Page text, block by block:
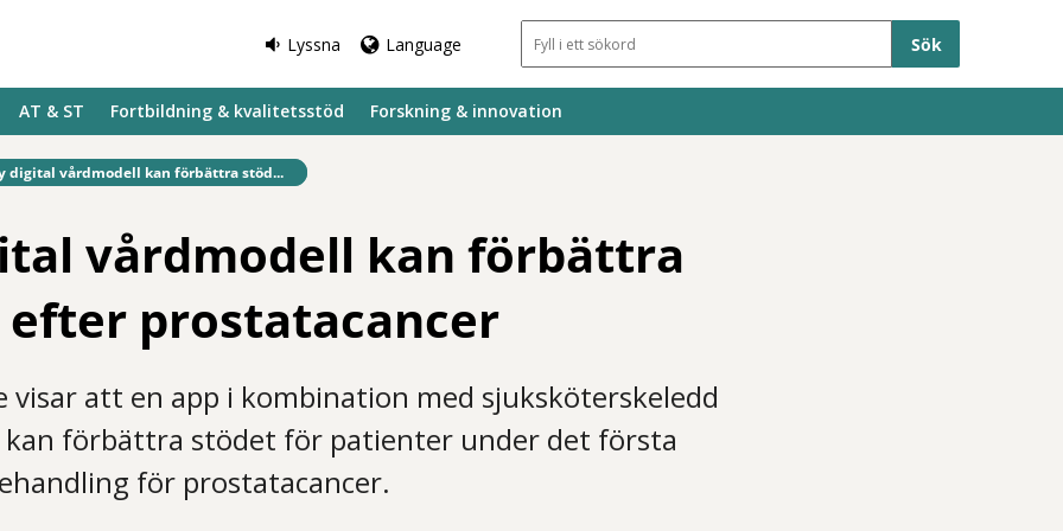
Lyssna Language Sökfält
AT & ST Fortbildning & kvalitetsstöd Forskning & innovation
sida:
digital vårdmodell kan förbättra stöd...
vårdmodell kan förbättra
prostatacancer
visar att en app i kombination med sjuksköterskeledd
förbättra stödet för patienter under det första
för prostatacancer.